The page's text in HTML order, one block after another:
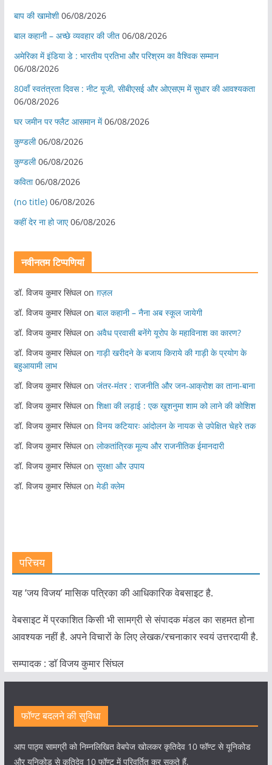
बाप की खामोशी 06/08/2026
बाल कहानी – अच्छे व्यवहार की जीत 06/08/2026
अमेरिका में इंडिया डे : भारतीय प्रतिभा और परिश्रम का वैश्विक सम्मान
06/08/2026
80वाँ स्वतंत्रता दिवस : नीट यूजी, सीबीएसई और ओएसएम में सुधार की आवश्यकता
06/08/2026
घर जमीन पर फ्लैट आसमान में 06/08/2026
कुण्डली 06/08/2026
कुण्डली 06/08/2026
कविता 06/08/2026
(no title) 06/08/2026
कहीं देर ना हो जाए 06/08/2026
नवीनतम टिप्पणियां
डॉ. विजय कुमार सिंघलon ग़ज़ल
डॉ. विजय कुमार सिंघलon बाल कहानी – नैना अब स्कूल जायेगी
डॉ. विजय कुमार सिंघलon अवैध प्रवासी बनेंगे यूरोप के महाविनाश का कारण?
डॉ. विजय कुमार सिंघलon गाड़ी खरीदने के बजाय किराये की गाड़ी के प्रयोग के
बहुआयामी लाभ
डॉ. विजय कुमार सिंघलon जंतर-मंतर : राजनीति और जन-आक्रोश का ताना-बाना
डॉ. विजय कुमार सिंघलon शिक्षा की लड़ाई : एक खुशनुमा शाम को लाने की कोशिश
डॉ. विजय कुमार सिंघलon विनय कटियारः आंदोलन के नायक से उपेक्षित चेहरे तक
डॉ. विजय कुमार सिंघलon लोकतांत्रिक मूल्य और राजनीतिक ईमानदारी
डॉ. विजय कुमार सिंघलon सुरक्षा और उपाय
डॉ. विजय कुमार सिंघलon मेडी क्लेम
परिचय
यह ‘जय विजय’ मासिक पत्रिका की आधिकारिक वेबसाइट है.
वेबसाइट में प्रकाशित किसी भी सामग्री से संपादक मंडल का सहमत होना
आवश्यक नहीं है. अपने विचारों के लिए लेखक/रचनाकार स्वयं उत्तरदायी है.
सम्पादक : डाॅ विजय कुमार सिंघल
फॉण्ट बदलने की सुविधा
आप पाठ्य सामग्री को निम्नलिखित वेबपेज खोलकर कृतिदेव 10 फॉण्ट से यूनिकोड
और यूनिकोड से कृतिदेव 10 फॉण्ट में परिवर्तित कर सकते हैं.